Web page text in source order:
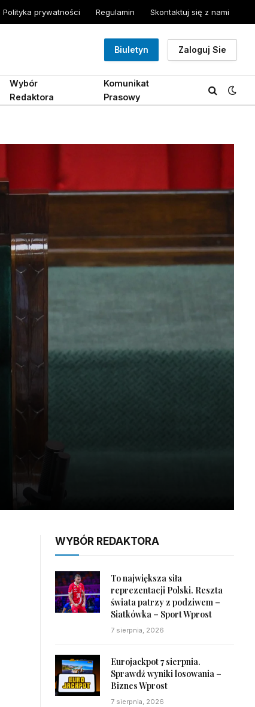
Polityka prywatności Regulamin Skontaktuj się z nami
Biuletyn Zaloguj Sie
Wybór
Redaktora
Komunikat
Prasowy
WYBÓR REDAKTORA
To największa siła
reprezentacji Polski. Reszta
świata patrzy z podziwem –
Siatkówka – Sport Wprost
7 sierpnia, 2026
Eurojackpot 7 sierpnia.
Sprawdź wyniki losowania –
Biznes Wprost
7 sierpnia, 2026